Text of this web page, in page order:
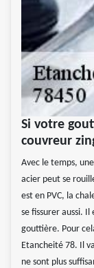
Si votre
couvreur
Avec le temps,
acier peut se
est en PVC, la
se fissurer aussi.
gouttière. Pour
Etancheité 78. Il
ne sont plus